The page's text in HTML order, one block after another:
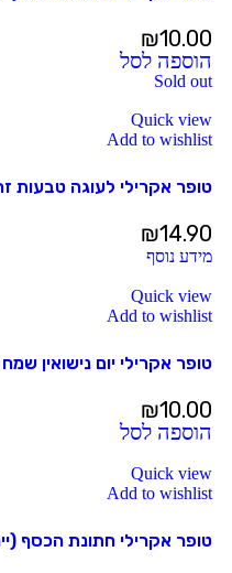
₪10.00
הוספה לסל
Sold out
Quick view
Add to wishlist
טופר אקרילי לעוגה טבעות
₪14.90
מידע נוסף
Quick view
Add to wishlist
טופר אקרילי יום נישואין שמח
₪10.00
הוספה לסל
Quick view
Add to wishlist
טופר אקרילי חתונת הכסף